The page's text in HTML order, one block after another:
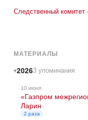
Следственный комитет
МАТЕРИАЛЫ
20263 упоминания
10 июня
«Газпром
Ларин
2 раза